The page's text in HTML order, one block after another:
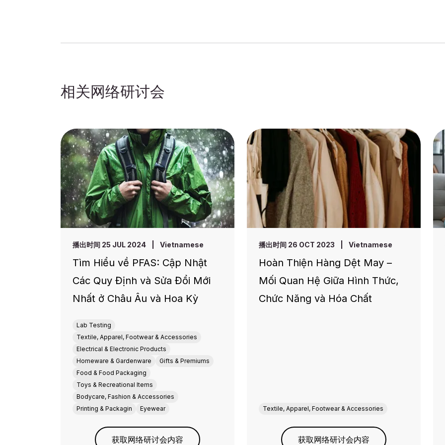
相关网络研讨会
播出时间 25 JUL 2024 Vietnamese
Tìm Hiểu về PFAS: Cập Nhật
Các Quy Định và Sửa Đổi Mới
Nhất ở Châu Âu và Hoa Kỳ
Lab Testing
Textile, Apparel, Footwear & Accessories
Electrical & Electronic Products
Homeware & Gardenware
Gifts & Premiums
Food & Food Packaging
Toys & Recreational Items
Bodycare, Fashion & Accessories
Printing & Packagin
Eyewear
获取网络研讨会内容
播出时间 26 OCT 2023 Vietnamese
Hoàn Thiện Hàng Dệt May –
Mối Quan Hệ Giữa Hình Thức,
Chức Năng và Hóa Chất
Textile, Apparel, Footwear & Accessories
获取网络研讨会内容